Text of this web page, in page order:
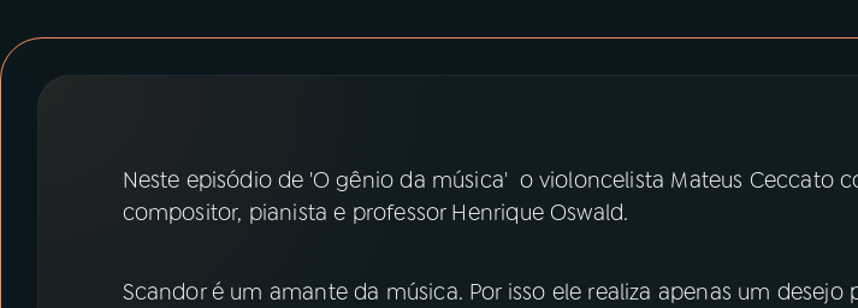
ACOMPANHE A RÁDIO MEC
Neste episódio de 'O gênio da música' o violoncelista Mateus Ceccato
compositor, pianista e professor Henrique Oswald.
Scandor é um amante da música. Por isso ele realiza apenas um desejo